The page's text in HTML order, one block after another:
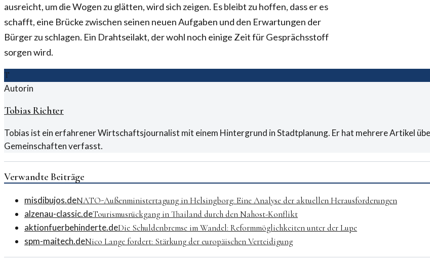
ausreicht, um die Wogen zu glätten, wird sich zeigen. Es bleibt zu hoffen, dass er es
schafft, eine Brücke zwischen seinen neuen Aufgaben und den Erwartungen der
Bürger zu schlagen. Ein Drahtseilakt, der wohl noch einige Zeit für Gesprächsstoff
sorgen wird.
T
Autorin
Tobias Richter
Tobias ist ein erfahrener Wirtschaftsjournalist mit einem Hintergrund in Stadtplanung. Er hat mehrere Artikel
Gemeinschaften verfasst.
Verwandte Beiträge
misdibujos.deNATO-Außenministertagung in Helsingborg: Eine Analyse der aktuellen Herausforderungen
alzenau-classic.deTourismusrückgang in Thailand durch den Nahost-Konflikt
aktionfuerbehinderte.deDie Schuldenbremse im Wandel: Reformmöglichkeiten unter der Lupe
spm-maitech.deNico Lange fordert: Stärkung der europäischen Verteidigung